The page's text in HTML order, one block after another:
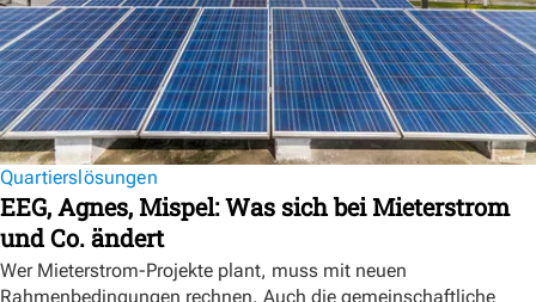
Quartierslösungen
EEG, Agnes, Mispel: Was sich bei Mieterstrom
und Co. ändert
Wer Mieterstrom-Projekte plant, muss mit neuen
Rahmenbedingungen rechnen. Auch die gemeinschaftliche